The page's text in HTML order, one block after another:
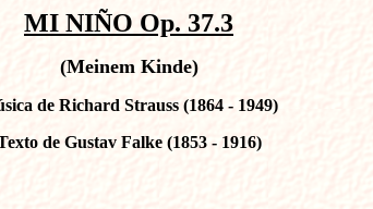
MI NIÑO Op. 37.3
(Meinem Kinde)
de Richard Strauss (1864 - 1949)
de Gustav Falke (1853 - 1916)